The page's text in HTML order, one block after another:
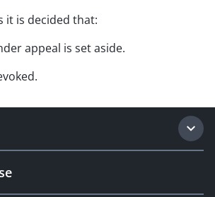
it is decided that:
appeal is set aside.